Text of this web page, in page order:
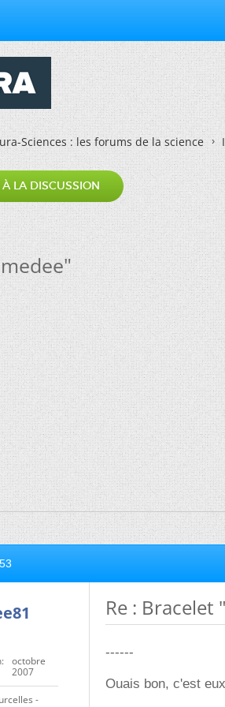
Sciences : les forums de la science
LA DISCUSSION
octobre
2007
-
Re : Bracelet
------
Ouais bon, c'est